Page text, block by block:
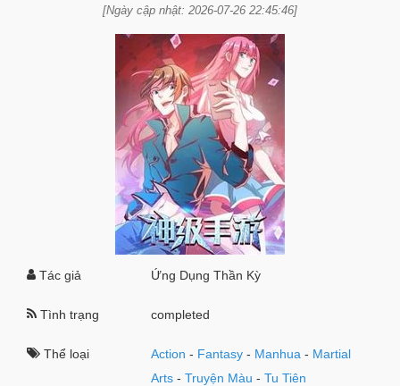
[Ngày cập nhật: 2026-07-26 22:45:46]
Tác giả Ứng Dụng Thần Kỳ
Tình trạng completed
Thể loại Action - Fantasy - Manhua - Martial
Arts -Truyện Màu -Tu Tiên